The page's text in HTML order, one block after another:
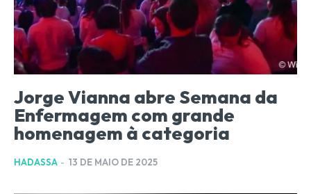
Jorge Vianna abre Semana da
Enfermagem com grande
homenagem à categoria
HADASSA - 13 DE MAIO DE 2025